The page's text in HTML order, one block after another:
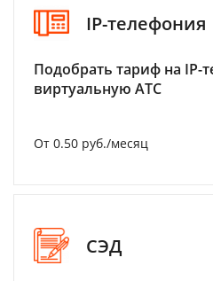
IP-телефония
Подобрать тариф на IP-
виртуальную АТС
От 0.50 руб./месяц
СЭД